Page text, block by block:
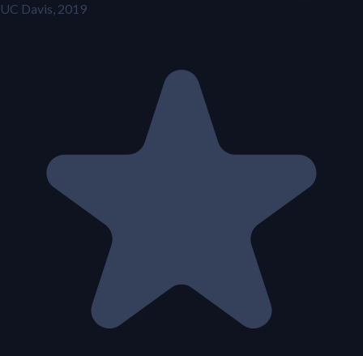
UC Davis, 2019